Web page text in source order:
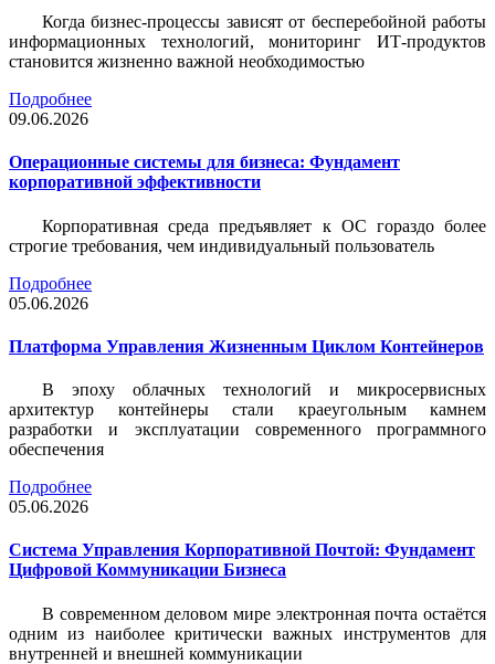
Когда бизнес-процессы зависят от бесперебойной работы
информационных технологий, мониторинг ИТ-продуктов
становится жизненно важной необходимостью
Подробнее
09.06.2026
Операционные системы для бизнеса: Фундамент
корпоративной эффективности
Корпоративная среда предъявляет к ОС гораздо более
строгие требования, чем индивидуальный пользователь
Подробнее
05.06.2026
Платформа Управления Жизненным Циклом Контейнеров
В эпоху облачных технологий и микросервисных
архитектур контейнеры стали краеугольным камнем
разработки и эксплуатации современного программного
обеспечения
Подробнее
05.06.2026
Система Управления Корпоративной Почтой: Фундамент
Цифровой Коммуникации Бизнеса
В современном деловом мире электронная почта остаётся
одним из наиболее критически важных инструментов для
внутренней и внешней коммуникации